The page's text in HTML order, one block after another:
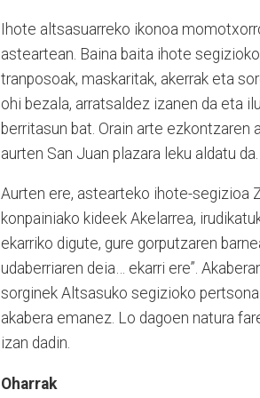
Ihote altsasuarreko ikonoa
asteartean. Baina baita ihote
tranposoak, maskaritak, akerrak eta
ohi bezala, arratsaldez izanen da eta
berritasun bat. Orain arte ezkontzaren
aurten San Juan plazara leku aldatu da.
Aurten ere, astearteko ihote-segizioa
konpainiako kideek Akelarrea,
ekarriko digute, gure gorputzaren
udaberriaren deia… ekarri ere”.
sorginek Altsasuko segizioko
akabera emanez. Lo dagoen natura
izan dadin.
Oharrak